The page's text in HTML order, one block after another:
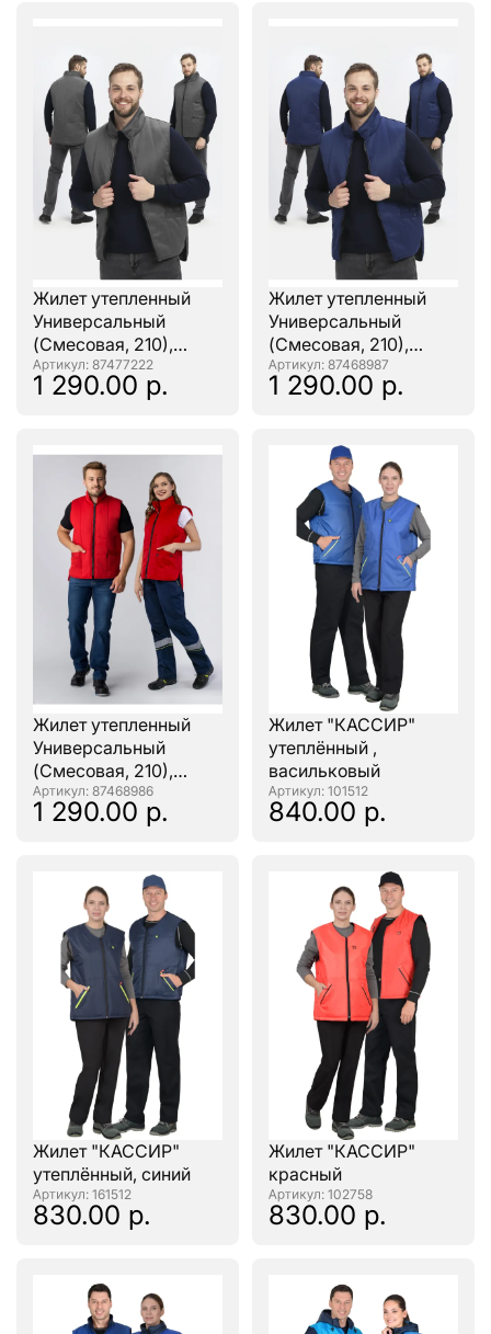
Жилет утепленный
Универсальный
(Смесовая, 210),
темно-серый
: 87477222
1 290.00 р.
Жилет утепленный
Универсальный
(Смесовая, 210),
темно-синий
: 87468987
1 290.00 р.
Жилет утепленный
Универсальный
(Смесовая, 210),
красный: 87468986
1 290.00 р.
Жилет "КАССИР"
утеплённый ,
васильковый
: 101512
840.00 р.
Жилет "КАССИР"
утеплённый, синий
: 161512
830.00 р.
Жилет "КАССИР"
красный
: 102758
830.00 р.